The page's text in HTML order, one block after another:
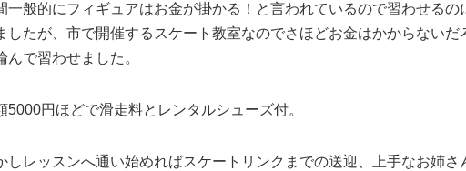
一般的にフィギュアはお金が掛かる！と言われているので習わせるの
したが、市で開催するスケート教室なのでさほどお金はかからないだ
んで習わせました。
5000円ほどで滑走料とレンタルシューズ付。
しレッスンへ通い始めればスケートリンクまでの送迎、上手なお姉さ